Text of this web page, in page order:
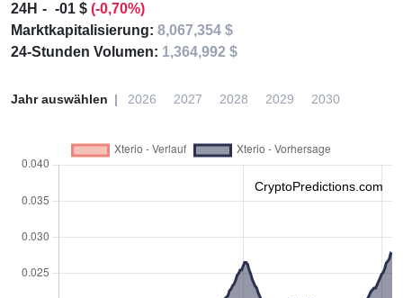
24H -01 $ (-0,70%)
Marktkapitalisierung: 8,067,354 $
24-Stunden Volumen: 1,364,992 $
Jahr auswählen 2026 2027 2028 2029 2030
CryptoPredictions.com